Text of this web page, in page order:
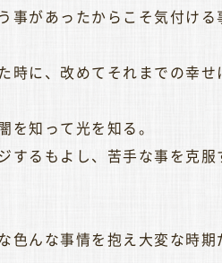
事があったからこそ気付ける
時に、改めてそれまでの幸せ
知って光を知る。
するもよし、苦手な事を克服
色んな事情を抱え大変な時期